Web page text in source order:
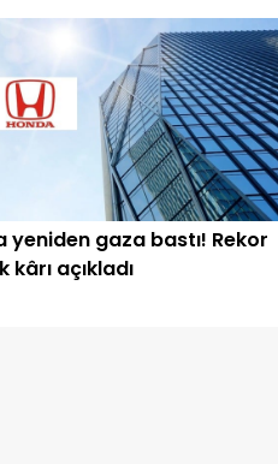
yeniden gaza bastı! Rekor
kârı açıkladı